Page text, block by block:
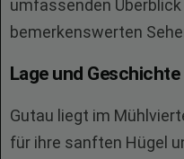
umfassenden
bemerkenswerten
Lage und Geschichte
Gutau liegt im
für ihre sanften Hügel